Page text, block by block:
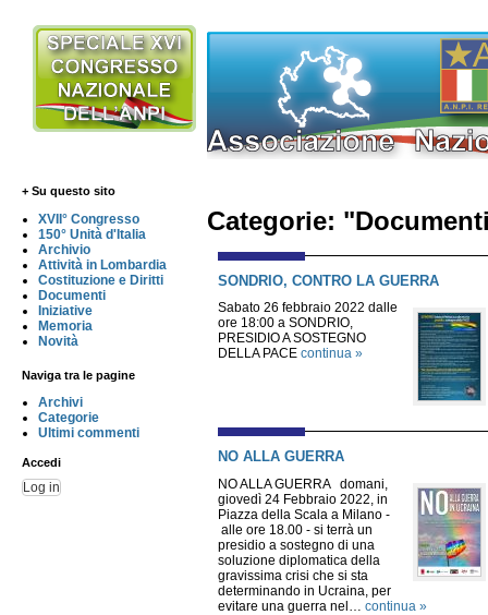
+ Su questo sito
XVII° Congresso
150° Unità d'Italia
Archivio
Attività in Lombardia
Costituzione e Diritti
Documenti
Iniziative
Memoria
Novità
Naviga tra le pagine
Archivi
Categorie
Ultimi commenti
Accedi
Log in
Categorie:
SONDRIO, CONTRO LA GUERRA
Sabato 26 febbraio 2022 dalle
ore 18:00 a SONDRIO,
PRESIDIO A SOSTEGNO
DELLA PACE continua »
NO ALLA GUERRA
NO ALLA GUERRA domani,
giovedì 24 Febbraio 2022, in
Piazza della Scala a Milano -
alle ore 18.00 - si terrà un
presidio a sostegno di una
soluzione diplomatica della
gravissima crisi che si sta
determinando in Ucraina, per
evitare una guerra nel… continua »